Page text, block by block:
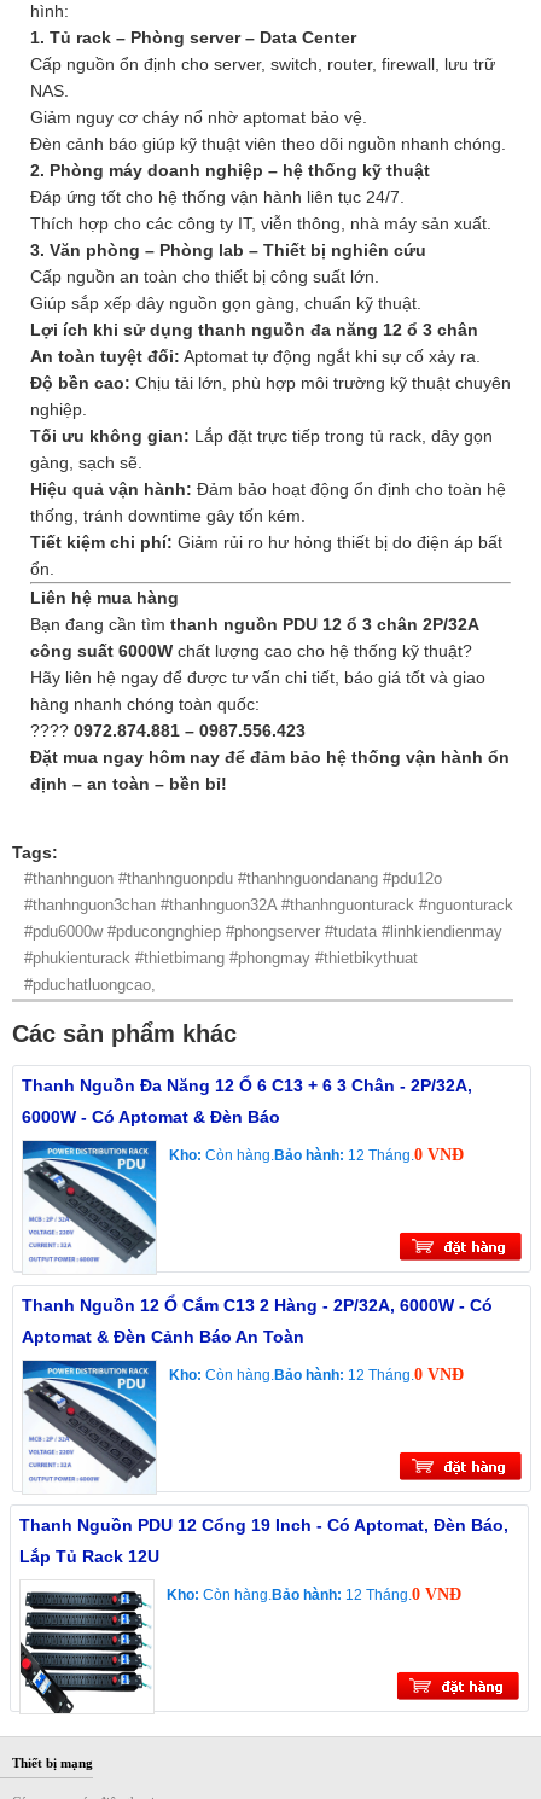
hình:
1. Tủ rack – Phòng server – Data Center
Cấp nguồn ổn định cho server, switch, router, firewall, lưu trữ
NAS.
Giảm nguy cơ cháy nổ nhờ aptomat bảo vệ.
Đèn cảnh báo giúp kỹ thuật viên theo dõi nguồn nhanh chóng.
2. Phòng máy doanh nghiệp – hệ thống kỹ thuật
Đáp ứng tốt cho hệ thống vận hành liên tục 24/7.
Thích hợp cho các công ty IT, viễn thông, nhà máy sản xuất.
3. Văn phòng – Phòng lab – Thiết bị nghiên cứu
Cấp nguồn an toàn cho thiết bị công suất lớn.
Giúp sắp xếp dây nguồn gọn gàng, chuẩn kỹ thuật.
Lợi ích khi sử dụng thanh nguồn đa năng 12 ổ 3 chân
An toàn tuyệt đối: Aptomat tự động ngắt khi sự cố xảy ra.
Độ bền cao: Chịu tải lớn, phù hợp môi trường kỹ thuật chuyên
nghiệp.
Tối ưu không gian: Lắp đặt trực tiếp trong tủ rack, dây gọn
gàng, sạch sẽ.
Hiệu quả vận hành: Đảm bảo hoạt động ổn định cho toàn hệ
thống, tránh downtime gây tốn kém.
Tiết kiệm chi phí: Giảm rủi ro hư hỏng thiết bị do điện áp bất
ổn.
Liên hệ mua hàng
Bạn đang cần tìm thanh nguồn PDU 12 ổ 3 chân 2P/32A
công suất 6000W chất lượng cao cho hệ thống kỹ thuật?
Hãy liên hệ ngay để được tư vấn chi tiết, báo giá tốt và giao
hàng nhanh chóng toàn quốc:
???? 0972.874.881 – 0987.556.423
Đặt mua ngay hôm nay để đảm bảo hệ thống vận hành ổn
định – an toàn – bền bỉ!
Tags:
#thanhnguon #thanhnguonpdu #thanhnguondanang #pdu12o
#thanhnguon3chan #thanhnguon32A #thanhnguonturack #nguonturack
#pdu6000w #pducongnghiep #phongserver #tudata #linhkiendienmay
#phukienturack #thietbimang #phongmay #thietbikythuat
#pduchatluongcao,
Các sản phẩm khác
Thanh Nguồn Đa Năng 12 Ổ 6 C13 + 6 3 Chân - 2P/32A,
6000W - Có Aptomat & Đèn Báo
Kho: Còn hàng.Bảo hành: 12 Tháng.0 VNĐ
Thanh Nguồn 12 Ổ Cắm C13 2 Hàng - 2P/32A, 6000W - Có
Aptomat & Đèn Cảnh Báo An Toàn
Kho: Còn hàng.Bảo hành: 12 Tháng.0 VNĐ
Thanh Nguồn PDU 12 Cổng 19 Inch - Có Aptomat, Đèn Báo,
Lắp Tủ Rack 12U
Kho: Còn hàng.Bảo hành: 12 Tháng.0 VNĐ
Thiết bị mạng